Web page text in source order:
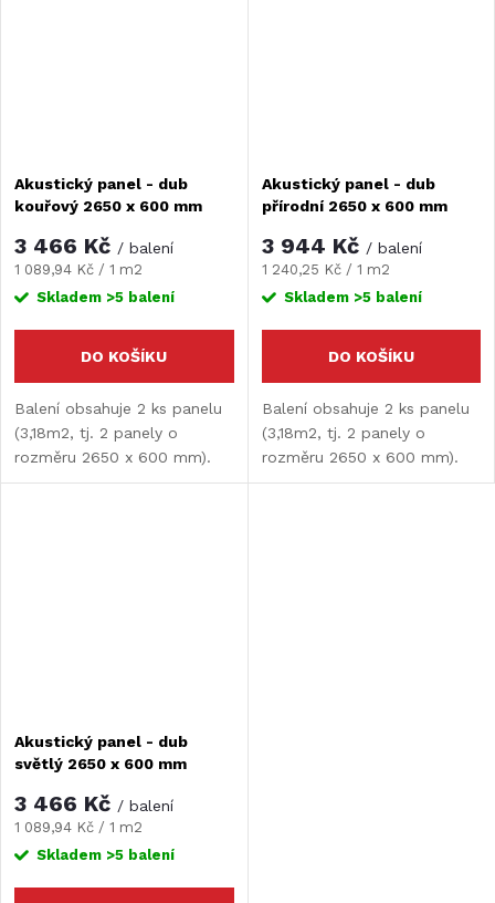
Akustický panel - dub
kouřový 2650 x 600 mm
3 466 Kč / balení
Měrná
cena:
1 089,94 Kč / 1 m2
Skladem >5 balení
DO KOŠÍKU
Balení obsahuje 2 ks panelu
(3,18m2, tj. 2 panely o
rozměru 2650 x 600 mm).
Naše akustické panely
Akustický panel - dub
přírodní 2650 x 600 mm
3 944 Kč / balení
Měrná
cena:
1 240,25 Kč / 1 m2
Skladem >5 balení
DO KOŠÍKU
Balení obsahuje 2 ks panelu
(3,18m2, tj. 2 panely o
rozměru 2650 x 600 mm).
Naše akustické panely
Akustický panel - dub
světlý 2650 x 600 mm
3 466 Kč / balení
Měrná
cena:
1 089,94 Kč / 1 m2
Skladem >5 balení